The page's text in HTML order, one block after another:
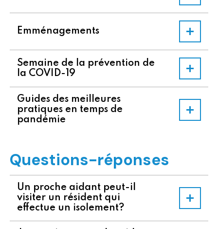
Emménagements
Semaine de la prévention de
la COVID-19
Guides des meilleures
pratiques en temps de
pandémie
Questions-réponses
Un proche aidant peut-il
visiter un résident qui
effectue un isolement?